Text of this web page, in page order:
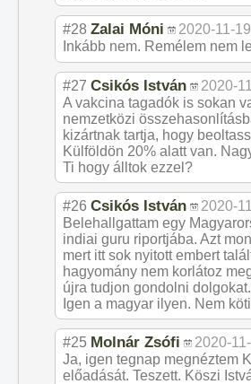
#28 Zalai Móni
2020-11-
Inkább nem. Remélem nem
#27 Csikós István
2020-
A vakcina tagadók is sokan
nemzetközi
kizártnak tartja, hogy
Külföldön 20% alatt van.
Ti hogy álltok ezzel?
#26 Csikós István
2020-
Belehallgattam egy
indiai guru riportjába. Azt
mert itt sok nyitott embert
hagyomány nem korlátoz
újra tudjon gondolni dolgokat.
Igen a magyar ilyen. Nem
#25 Molnár Zsófi
2020-
Ja, igen tegnap megnéztem
előadását. Teszett. Köszi